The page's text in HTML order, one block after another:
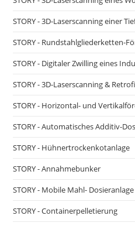
STORY - 3D-Laserscanning einer
STORY - Rundstahlgliederketten-
STORY - Digitaler Zwilling eines
STORY - 3D-Laserscanning &
STORY - Horizontal- und
STORY - Automatisches Additiv-
STORY - Hühnertrockenkotanlage
STORY - Annahmebunker
STORY - Mobile Mahl-
STORY - Containerpelletierung